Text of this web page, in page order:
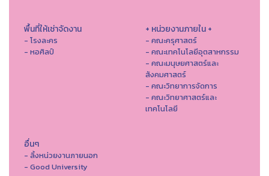
พื้นที่ให้เช่าจัดงาน
- โรงละคร
- หอศิลป์
+ หน่วยงานภายใน +
- คณะครุศาสตร์
- คณะเทคโนโลยีอุตสาหกรรม
- คณะมนุษยศาสตร์และ
สังคมศาสตร์
- คณะวิทยาการจัดการ
- คณะวิทยาศาสตร์และ
เทคโนโลยี
อื่นๆ
- ลิ้งหน่วยงานภายนอก
- Good University